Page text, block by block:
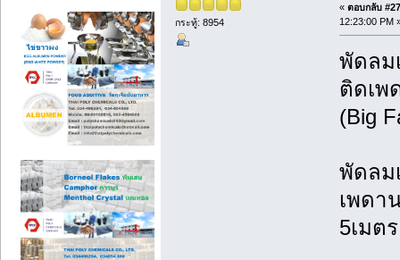
กระทู้: 8954
« ตอบกลับ
12:23:00 PM
พัดล
ติดเพ
(Big
พัดลม
เพดา
5เมต